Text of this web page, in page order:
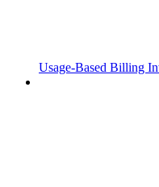
Usage-Based Billing